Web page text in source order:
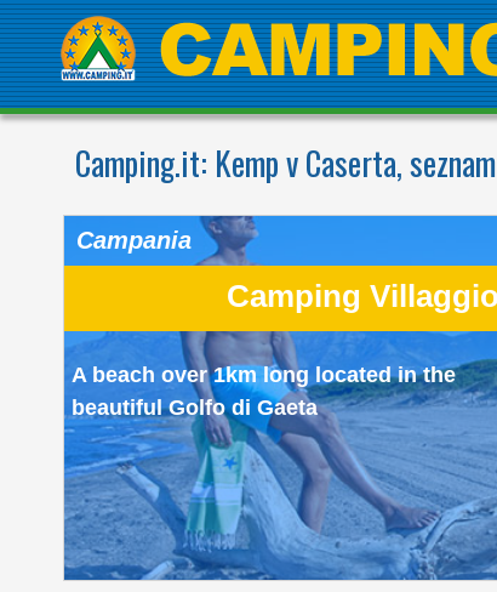
Camping.it: Kemp v Caserta,
Camping
Campania
A beach over 1km long located in the
beautiful Golfo di Gaeta